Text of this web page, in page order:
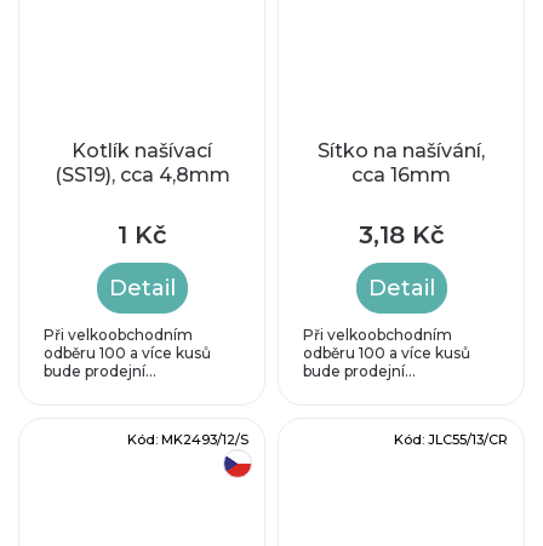
Kotlík našívací
(SS19), cca 4,8mm
1 Kč
Detail
Při velkoobchodním
odběru 100 a více kusů
bude prodejní...
Sítko na našívání,
cca 16mm
3,18 Kč
Detail
Při velkoobchodním
odběru 100 a více kusů
bude prodejní...
Kód: MK2493/12/S Kód: JLC55/13/CR